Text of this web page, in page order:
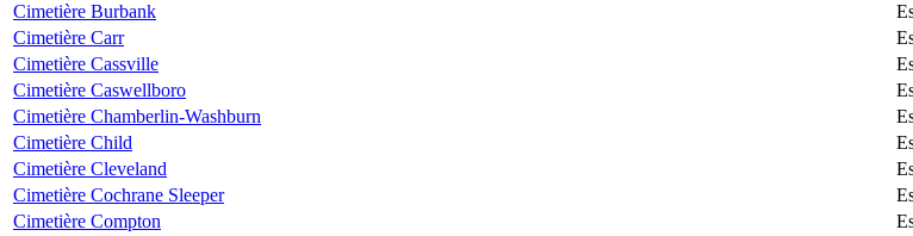
Cimetière Burbank
Cimetière Carr
Cimetière Cassville
Cimetière Caswellboro
Cimetière Chamberlin-Washburn
Cimetière Child
Cimetière Cleveland
Cimetière Cochrane Sleeper
Cimetière Compton